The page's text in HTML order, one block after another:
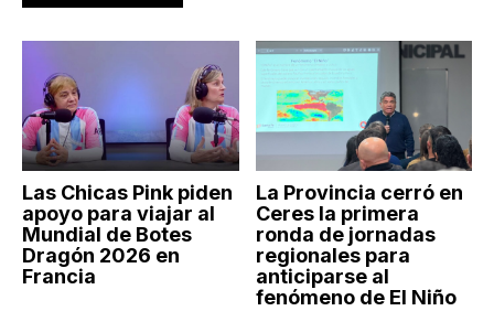
Las Chicas Pink piden
apoyo para viajar al
Mundial de Botes
Dragón 2026 en
Francia
La Provincia cerró en
Ceres la primera
ronda de jornadas
regionales para
anticiparse al
fenómeno de El Niño